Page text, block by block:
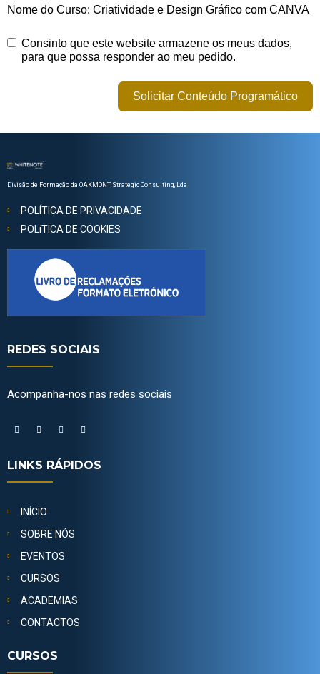
Nome do Curso: Criatividade e Design Gráfico com CANVA
Consinto que este website armazene os meus dados,
para que possa responder ao meu pedido.
Solicitar Conteúdo Programático
Divisão de Formação da OAKMONT Strategic Consulting, Lda
POLÍTICA DE PRIVACIDADE
POLíTICA DE COOKIES
REDES SOCIAIS
Acompanha-nos nas redes sociais
LINKS RÁPIDOS
INÍCIO
SOBRE NÓS
EVENTOS
CURSOS
ACADEMIAS
CONTACTOS
CURSOS